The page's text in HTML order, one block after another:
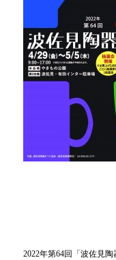
2022年第64回「波佐見